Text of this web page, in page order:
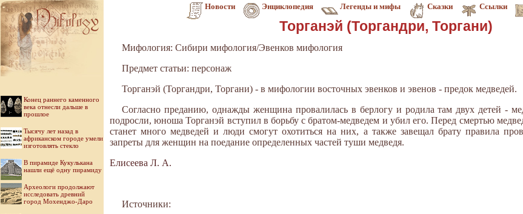
Новости Энциклопедия Легенды и мифы Сказки Ссылки
Конец раннего каменного
века отнесли дальше в
прошлое
Тысячу лет назад в
африканском городе умели
изготовлять стекло
В пирамиде Кукулькана
нашли ещё одну пирамиду
Археологи продолжают
исследовать древний
город Мохенджо-Даро
Торганэй (Торгандри, Торгани)
Мифология: Сибири мифология/Эвенков мифология
Предмет статьи: персонаж
Торганэй (Торгандри, Торгани) - в мифологии восточных эвенков и эвенов - предок медведей.
Согласно преданию, однажды женщина провалилась в берлогу и родила там двух детей -
подросли, юноша Торганэй вступил в борьбу с братом-медведем и убил его. Перед смертью
станет много медведей и люди смогут охотиться на них, а также завещал брату правила
запреты для женщин на поедание определенных частей туши медведя.
Елисеева Л. А.
Источники: